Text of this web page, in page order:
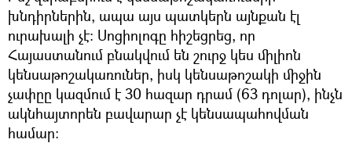
խնդիրներին, ապա այս պատկերն այնքան էլ
ուրախալի չէ։ Սոցիոլոգը հիշեցրեց, որ
Հայաստանում բնակվում են շուրջ կես միլիոն
կենսաթոշակառուներ, իսկ կենսաթոշակի միջին
չափըը կազմում է 30 հազար դրամ (63 դոլար), ինչն
ակնհայտորեն բավարար չէ կենսապահովման
համար։